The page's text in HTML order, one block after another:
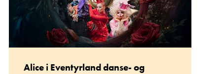
Alice i Eventyrland danse- og